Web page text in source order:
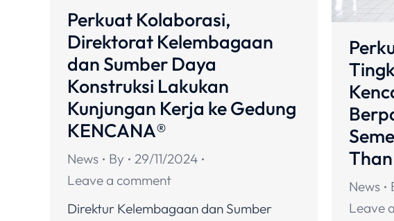
Perkuat Kolaborasi,
Direktorat Kelembagaan
dan Sumber Daya
Konstruksi Lakukan
Kunjungan Kerja ke Gedung
KENCANA®
News By
29/11/2024
Leave a comment
Direktur Kelembagaan dan Sumber
Than
News
Leave